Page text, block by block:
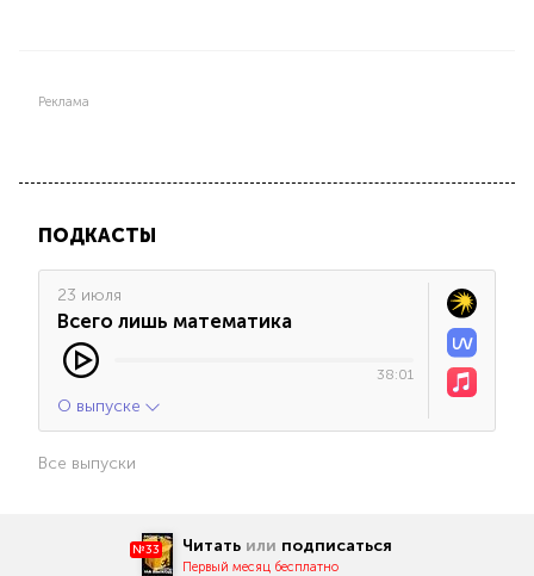
Реклама
ПОДКАСТЫ
23 июля
Всего лишь математика
38:01
О выпуске
Все выпуски
№33 Читать или подписаться
Первый месяц бесплатно